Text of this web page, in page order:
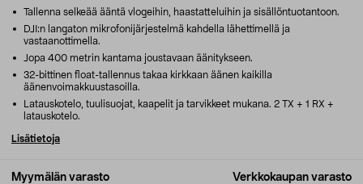
Myymälän varasto Verkkokaupan varasto
Tallenna selkeää ääntä vlogeihin, haastatteluihin ja sisällöntuotantoon.
DJI:n langaton mikrofonijärjestelmä kahdella lähettimellä ja
vastaanottimella.
Jopa 400 metrin kantama joustavaan äänitykseen.
32-bittinen float-tallennus takaa kirkkaan äänen kaikilla
äänenvoimakkuustasoilla.
Latauskotelo, tuulisuojat, kaapelit ja tarvikkeet mukana. 2 TX + 1 RX +
latauskotelo.
Lisätietoja